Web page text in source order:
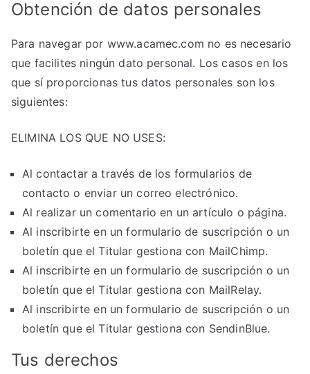
Obtención de datos personales
Para navegar por www.acamec.com no es necesario
que facilites ningún dato personal. Los casos en los
que sí proporcionas tus datos personales son los
siguientes:
ELIMINA LOS QUE NO USES:
Al contactar a través de los formularios de
contacto o enviar un correo electrónico.
Al realizar un comentario en un artículo o página.
Al inscribirte en un formulario de suscripción o un
boletín que el Titular gestiona con MailChimp.
Al inscribirte en un formulario de suscripción o un
boletín que el Titular gestiona con MailRelay.
Al inscribirte en un formulario de suscripción o un
boletín que el Titular gestiona con SendinBlue.
Tus derechos